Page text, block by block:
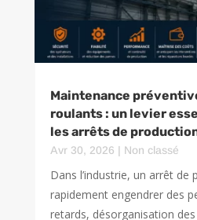
Maintenance
roulants : un levier
les arrêts de
Avr 30, 2026 | Non classé
Dans l’industrie, un arrêt de
rapidement engendrer des
retards, désorganisation